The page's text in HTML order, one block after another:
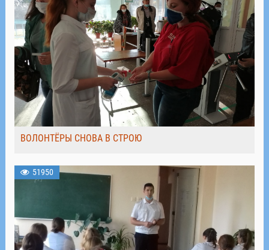
ВОЛОНТЁРЫ СНОВА В СТРОЮ
51950